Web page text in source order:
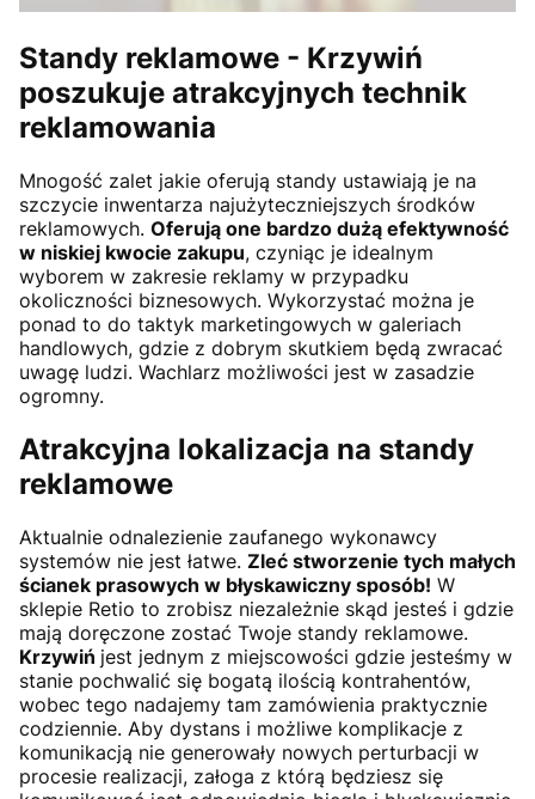
Standy reklamowe - Krzywiń
poszukuje atrakcyjnych technik
reklamowania
Mnogość zalet jakie oferują standy ustawiają je na
szczycie inwentarza najużyteczniejszych środków
reklamowych. Oferują one bardzo dużą efektywność
w niskiej kwocie zakupu, czyniąc je idealnym
wyborem w zakresie reklamy w przypadku
okoliczności biznesowych. Wykorzystać można je
ponad to do taktyk marketingowych w galeriach
handlowych, gdzie z dobrym skutkiem będą zwracać
uwagę ludzi. Wachlarz możliwości jest w zasadzie
ogromny.
Atrakcyjna lokalizacja na standy
reklamowe
Aktualnie odnalezienie zaufanego wykonawcy
systemów nie jest łatwe. Zleć stworzenie tych małych
ścianek prasowych w błyskawiczny sposób! W
sklepie Retio to zrobisz niezależnie skąd jesteś i gdzie
mają doręczone zostać Twoje standy reklamowe.
Krzywiń jest jednym z miejscowości gdzie jesteśmy w
stanie pochwalić się bogatą ilością kontrahentów,
wobec tego nadajemy tam zamówienia praktycznie
codziennie. Aby dystans i możliwe komplikacje z
komunikacją nie generowały nowych perturbacji w
procesie realizacji, załoga z którą będziesz się